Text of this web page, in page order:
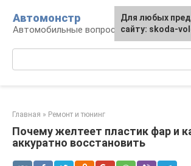
контенту
Автомонстр
Автомобильные вопросы и ответы
Главная » Ремонт и тюнинг
Почему желтеет пластик фар и
аккуратно восстановить
Для любых
сайту: skoda-